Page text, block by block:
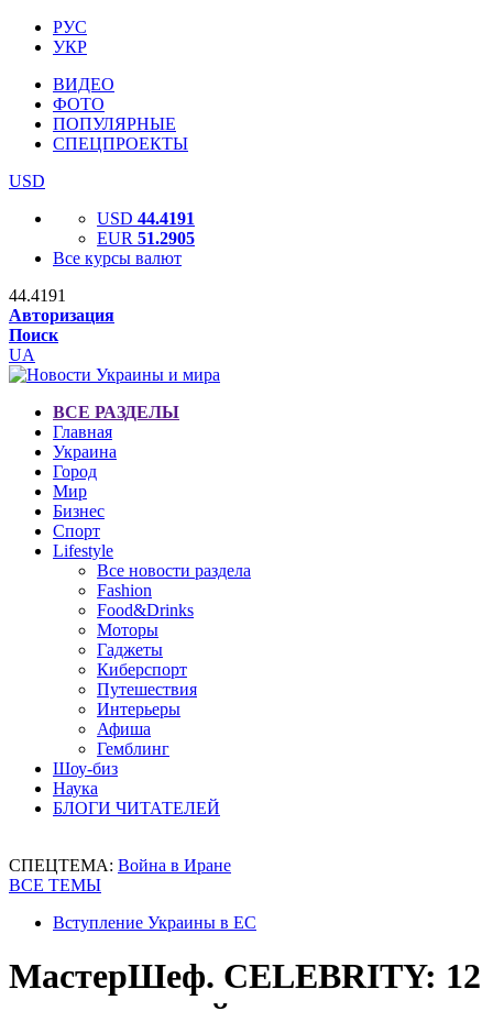
РУС
УКР
ВИДЕО
ФОТО
ПОПУЛЯРНЫЕ
СПЕЦПРОЕКТЫ
USD
USD 44.4191
EUR 51.2905
Все курсы валют
44.4191
Авторизация
Поиск
UA
ВСЕ РАЗДЕЛЫ
Главная
Украина
Город
Мир
Бизнес
Спорт
Lifestyle
Все новости раздела
Fashion
Food&Drinks
Моторы
Гаджеты
Киберспорт
Путешествия
Интерьеры
Афиша
Гемблинг
Шоу-биз
Наука
БЛОГИ ЧИТАТЕЛЕЙ
СПЕЦТЕМА: Война в Иране
ВСЕ ТЕМЫ
Вступление Украины в ЕС
МастерШеф. CELEBRITY: 12